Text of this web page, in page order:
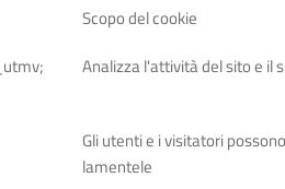
Scopo del cookie
Analizza l'attività del sito e il
Gli utenti e i visitatori
lamentele